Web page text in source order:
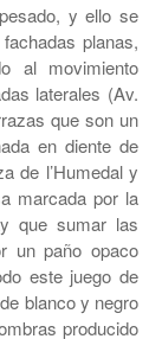
y ello se
planas,
al movimiento
laterales (Av.
que son un
en diente de
de l’Humedal y
marcada por la
que sumar las
un paño opaco
este juego de
blanco y negro
producido